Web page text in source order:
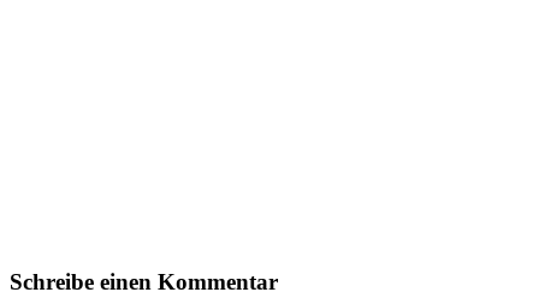
Schreibe einen Kommentar